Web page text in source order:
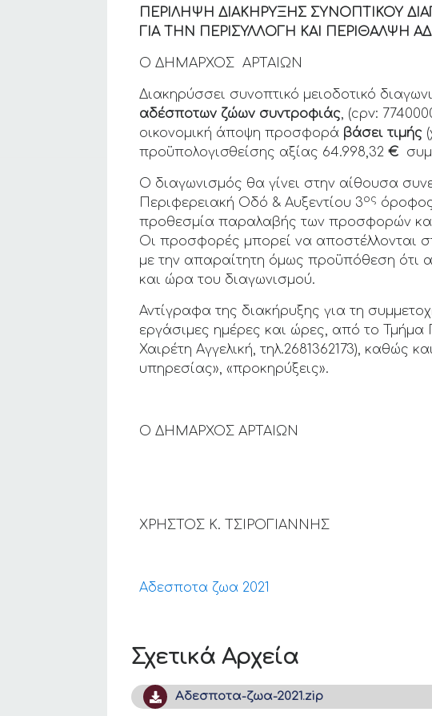
Σχετικά Αρχεία
Αδεσποτα-ζωα-2021.zip
ΠΕΡΙΛΗΨΗ ΔΙΑΚΗΡΥΞΗΣ ΣΥΝΟΠΤΙΚΟΥ
ΓΙΑ ΤΗΝ ΠΕΡΙΣΥΛΛΟΓΗ ΚΑΙ ΠΕΡΙΘΑΛΨΗ
Ο ΔΗΜΑΡΧΟΣ ΑΡΤΑΙΩΝ
Διακηρύσσει συνοπτικό μειοδοτικό
αδέσποτων ζώων συντροφιάς, (cpv:
οικονομική άποψη προσφορά βάσει τιμής
προϋπολογισθείσης αξίας 64.998,32 €
Ο διαγωνισμός θα γίνει στην αίθουσα
Περιφερειακή Οδό & Αυξεντίου 3ος όροφος
προθεσμία παραλαβής των προσφορών
Οι προσφορές μπορεί να αποστέλλονται
με την απαραίτητη όμως προϋπόθεση ότι
και ώρα του διαγωνισμού.
Αντίγραφα της διακήρυξης για τη
εργάσιμες ημέρες και ώρες, από το
Χαιρέτη Αγγελική, τηλ.2681362173), καθώς
υπηρεσίας», «προκηρύξεις».
Ο ΔΗΜΑΡΧΟΣ ΑΡΤΑΙΩΝ
ΧΡΗΣΤΟΣ Κ. ΤΣΙΡΟΓΙΑΝΝΗΣ
Αδεσποτα ζωα 2021